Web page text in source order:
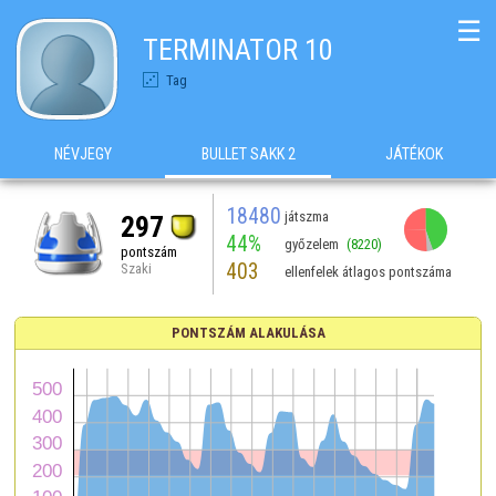
TERMINATOR 10
Tag
☰
NÉVJEGY BULLET SAKK 2 JÁTÉKOK
297
pontszám
Szaki
18480 játszma
44% győzelem (8220)
403 ellenfelek átlagos pontszáma
PONTSZÁM ALAKULÁSA